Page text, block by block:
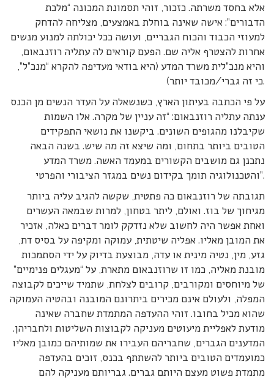
אלא בחסד משרתה. כזכור, זוהי תסמונת המכונה “מלכת
הדבורים”: אישה שאינה בוחלת באמצעים, מצליחה להדחק
למעוזי הכבוד והכוח הגבריים, ועושה ככל יכולתה למנוע מנשים
אחרות להצטרף אליה שם. הפעם קוראים לה עתליה רוזנבאום,
והיא מנכ”לית משרד המדע (היא בודאי מעדיפה להקרא “מנכ”ל”,
כי זה גברי/מכובד יותר).
על פי הכתבה בעיתון הארץ, כשנשאלה על העדר הנשים מן הכנס
ענתה עתליה רוזנבאום: “זה עניין של מקרה. אלו השמות
שקיבלנו מהגופים השונים. ביקשנו את נושאי התפקידים
הטובים ביותר בתחום, ומה שיצא זה מה שיש. בשנה הבאה
נתכנן גם מושבים הקשורים במעמד האשה. משרד המדע
והטכנולוגיה תומך בקידום נשים במגזר הציבורי והפרטי”.
תגובתה של רוזנבאום כה פתטית, שקשה להגיב עליה ביותר
מגיחוך של בוז. ואולם, ליתר בטחון, למרות שבמאה העשרים
ואחת אפשר היה לחשוב שלא נזדקק לומר דברים כאלה, אזכיר
את המובן מאליו. אפליה שיטתית, עמוקה ומקיפה על בסיס דת,
גזע, מין, נטיה מינית או עדה, מבוצעת בדיוק על ידי הסתמכות
מובנת מאליה, כמו זו שרוזנבאום מתארת, על “מעגלים פנימיים”
של מיוחסים ומקורבים, קרובים לצלחת, שתמיד שייכים לקבוצה
המפלה, ולעולם אינם מכירים ביתרונם המובנה ובהטיה העמוקה
שהוא מכיל בחובו. זוהי ההעדפה המתמדת שחברה שאינה
מודעת לאפליית מיעוטים מעניקה לקבוצות השליטות ולחבריהן.
המדענים הגברים, שחבריהם העבירו את שמותיהם כמובן מאליו
כמועמדים הטובים ביותר להשתתף בכנס, זוכים בהעדפה
מתמדת פשוט מעצם היותם גברים. גבריותם מעניקה להם